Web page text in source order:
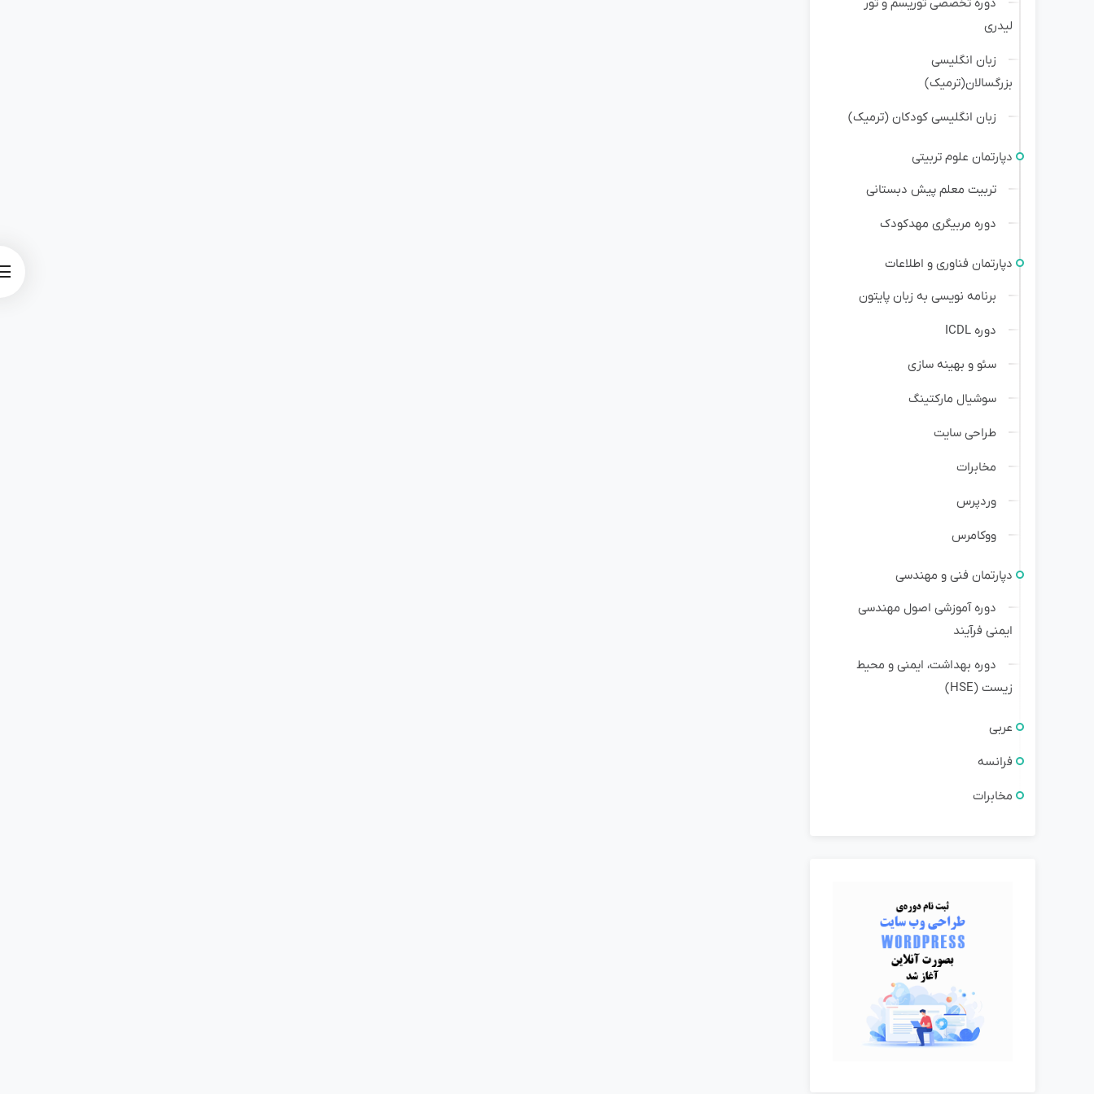
لیدری
زبان انگلیسی
بزرگسالان(ترمیک)
زبان انگلیسی کودکان (ترمیک)
دپارتمان علوم تربیتی
تربیت معلم پیش دبستانی
دوره مربیگری مهدکودک
دپارتمان فناوری و اطلاعات
برنامه نویسی به زبان پایتون
دوره ICDL
سئو و بهینه سازی
سوشیال مارکتینگ
طراحی سایت
مخابرات
وردپرس
ووکامرس
دپارتمان فنی و مهندسی
دوره آموزشی اصول مهندسی
ایمنی فرآیند
دوره بهداشت، ایمنی و محیط
زیست (HSE)
عربی
فرانسه
مخابرات